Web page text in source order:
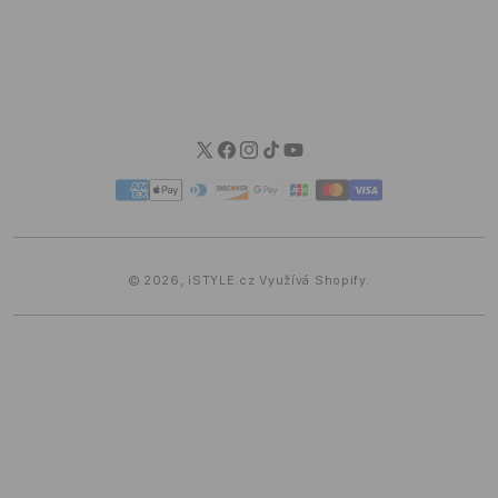
Twitter
Facebook
Instagram
TikTokYouTube
Platební
metody
© 2026, iSTYLE.cz Využívá Shopify.